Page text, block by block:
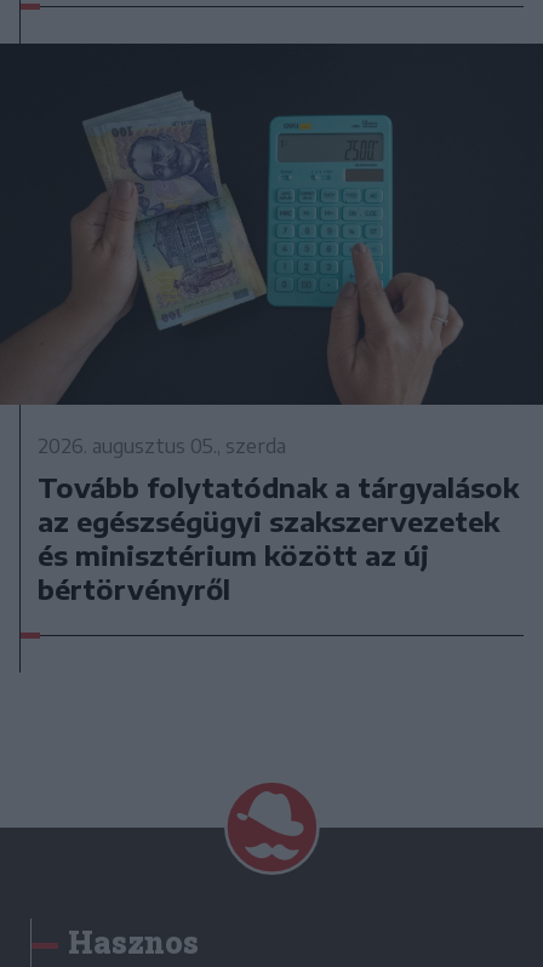
2026. augusztus 05., szerda
Tovább folytatódnak a tárgyalások
az egészségügyi szakszervezetek
és minisztérium között az új
bértörvényről
Hasznos